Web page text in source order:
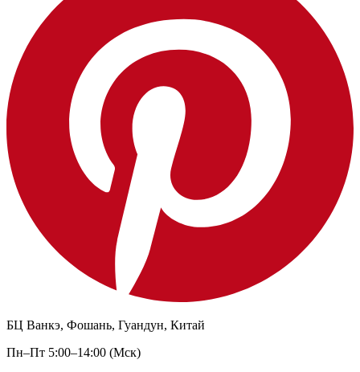
БЦ Ванкэ, Фошань, Гуандун, Китай
Пн–Пт 5:00–14:00 (Мск)